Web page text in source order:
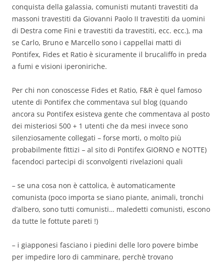
conquista della galassia, comunisti mutanti travestiti da
massoni travestiti da Giovanni Paolo II travestiti da uomini
di Destra come Fini e travestiti da travestiti, ecc. ecc.), ma
se Carlo, Bruno e Marcello sono i cappellai matti di
Pontifex, Fides et Ratio è sicuramente il brucaliffo in preda
a fumi e visioni iperoniriche.
Per chi non conoscesse Fides et Ratio, F&R è quel famoso
utente di Pontifex che commentava sul blog (quando
ancora su Pontifex esisteva gente che commentava al posto
dei misteriosi 500 + 1 utenti che da mesi invece sono
silenziosamente collegati – forse morti, o molto più
probabilmente fittizi – al sito di Pontifex GIORNO e NOTTE)
facendoci partecipi di sconvolgenti rivelazioni quali
– se una cosa non è cattolica, è automaticamente
comunista (poco importa se siano piante, animali, tronchi
d’albero, sono tutti comunisti… maledetti comunisti, escono
da tutte le fottute pareti !)
– i giapponesi fasciano i piedini delle loro povere bimbe
per impedire loro di camminare, perchè trovano